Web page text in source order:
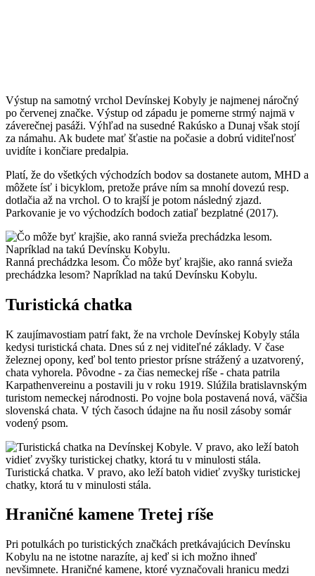
Výstup na samotný vrchol Devínskej Kobyly je najmenej náročný
po červenej značke. Výstup od západu je pomerne strmý najmä v
záverečnej pasáži. Výhľad na susedné Rakúsko a Dunaj však stojí
za námahu. Ak budete mať šťastie na počasie a dobrú viditeľnosť
uvidíte i končiare predalpia.
Platí, že do všetkých východzích bodov sa dostanete autom, MHD a
môžete ísť i bicyklom, pretože práve ním sa mnohí dovezú resp.
dotlačia až na vrchol. O to krajší je potom následný zjazd.
Parkovanie je vo východzích bodoch zatiaľ bezplatné (2017).
Ranná prechádzka lesom. Čo môže byť krajšie, ako ranná svieža
prechádzka lesom? Napríklad na takú Devínsku Kobylu.
Turistická chatka
K zaujímavostiam patrí fakt, že na vrchole Devínskej Kobyly stála
kedysi turistická chata. Dnes sú z nej viditeľné základy. V čase
železnej opony, keď bol tento priestor prísne strážený a uzatvorený,
chata vyhorela. Pôvodne - za čias nemeckej ríše - chata patrila
Karpathenvereinu a postavili ju v roku 1919. Slúžila bratislavnským
turistom nemeckej národnosti. Po vojne bola postavená nová, väčšia
slovenská chata. V tých časoch údajne na ňu nosil zásoby somár
vodený psom.
Turistická chatka. V pravo, ako leží batoh vidieť zvyšky turistickej
chatky, ktorá tu v minulosti stála.
Hraničné kamene Tretej ríše
Pri potulkách po turistických značkách pretkávajúcich Devínsku
Kobylu na ne istotne narazíte, aj keď si ich možno ihneď
nevšimnete. Hraničné kamene, ktoré vyznačovali hranicu medzi